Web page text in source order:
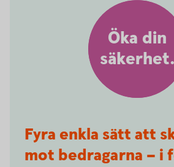
Fyra enkla sätt att
mot bedragarna – i
Öka din
säkerhet.